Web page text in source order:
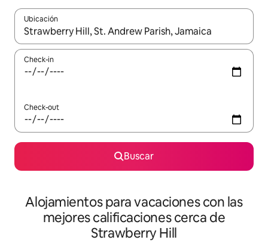
Ubicación
Cuando los resultados estén disponibles, navegá con las
Check-in
Check-out
Buscar
Alojamientos para vacaciones con las
mejores calificaciones cerca de
Strawberry Hill